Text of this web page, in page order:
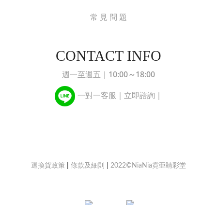
常 見 問 題
CONTACT INFO
週一至週五｜ 10:00～18:00
一對一客服｜立即諮詢｜
退換貨政策 條款及細則 2022©NiaNia霓亜睛彩堂